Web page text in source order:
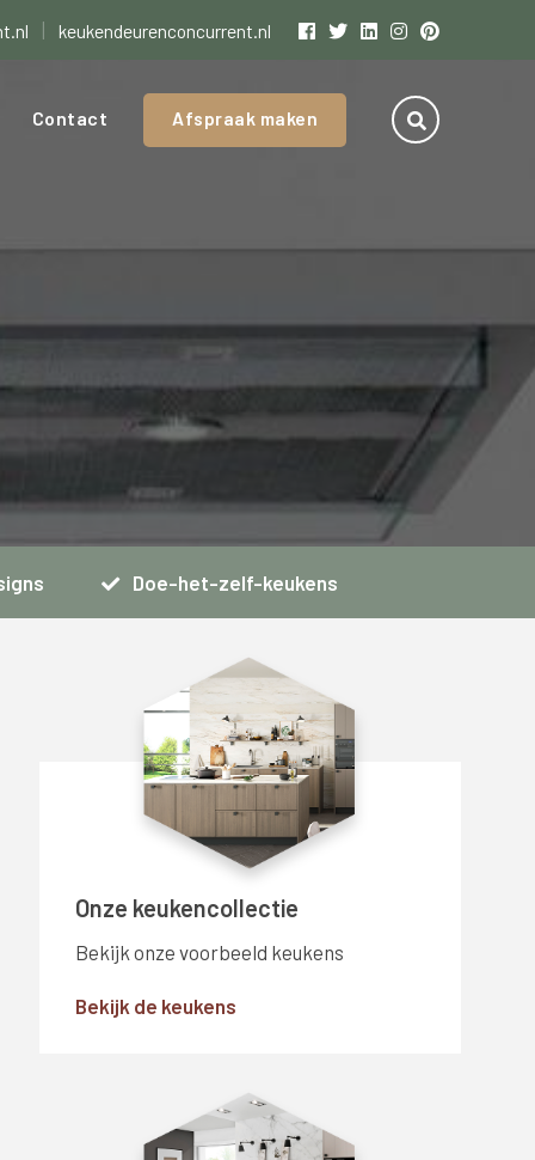
keukendeurenconcurrent.nl
Contact Afspraak maken
Doe-het-zelf-keukens
Onze keukencollectie
Bekijk onze voorbeeld keukens
Bekijk de keukens